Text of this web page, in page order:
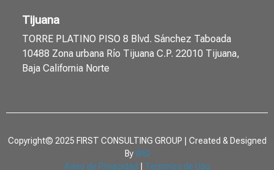
Tijuana
TORRE PLATINO PISO 8 Blvd. Sánchez Taboada
10488 Zona urbana Río Tijuana C.P. 22010 Tijuana,
Baja California Norte
Copyright© 2025 FIRST CONSULTING GROUP | Created & Designed
ByWSI
Aviso de Privacidad
Terminos de Uso